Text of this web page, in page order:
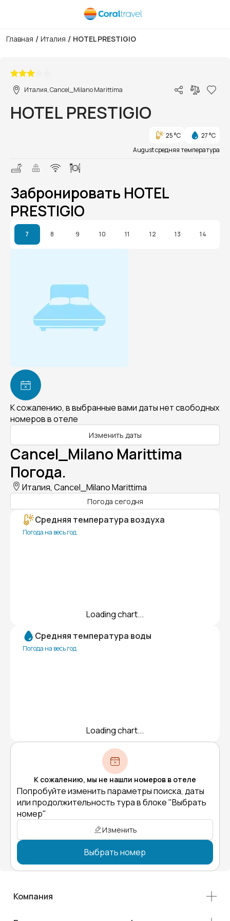
Главная / Италия / HOTEL PRESTIGIO
Италия, Cancel_Milano Marittima
HOTEL PRESTIGIO
25 °C
27 °C
August средняя температура
Забронировать HOTEL
PRESTIGIO
7 8 9 10 11 12 13 14
К сожалению, в выбранные вами даты нет свободных
номеров в отеле
Изменить даты
Cancel_Milano Marittima
Погода.
Италия, Cancel_Milano Marittima
Погода сегодня
Средняя температура воздуха
Погода на весь год
Loading chart...
Средняя температура воды
Погода на весь год
Loading chart...
К сожалению, мы не нашли номеров в отеле
Попробуйте изменить параметры поиска, даты
или продолжительность тура в блоке "Выбрать
номер"
Изменить
Выбрать номер
Компания